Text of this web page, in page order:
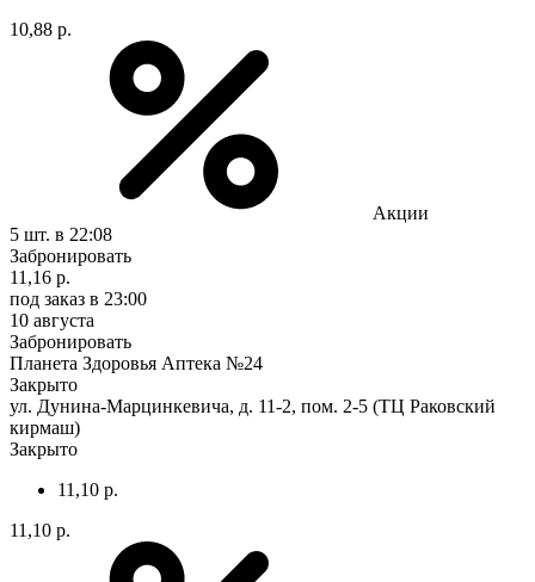
10,88 р.
Акции
5 шт. в 22:08
Забронировать
11,16 р.
под заказ в 23:00
10 августа
Забронировать
Планета Здоровья Аптека №24
Закрыто
ул. Дунина-Марцинкевича, д. 11-2, пом. 2-5 (ТЦ Раковский
кирмаш)
Закрыто
11,10 р.
11,10 р.